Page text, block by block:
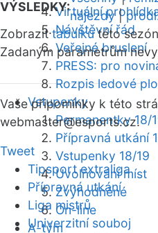
Virtuální
Návštěvní řád
Veřejné bruslení
PRESS: pro
Rozpis ledové
Vstupenky
Permanentky 18/
Přípravná utkání
Vstupenky 18/19
Uvolňování míst
Zvýhodněné
On-line
A-tým
VÝSLEDKY:
nájezdy|
Zobrazittabulkutéto
Zadaným parametrům
Vaše připomínky k této
webmaster@esports.cz.
Tweet
Tipsport extraliga
Přípravná utkání
Liga mistrů
Univerzitní souboj